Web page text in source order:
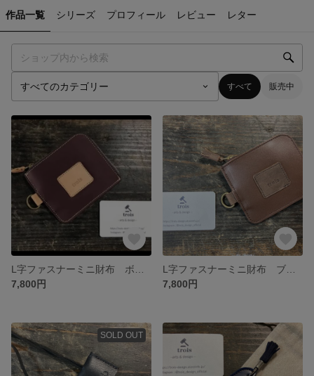
作品一覧 シリーズ プロフィール レビュー レター
すべて 販売中
7,800円
7,800円
SOLD OUT